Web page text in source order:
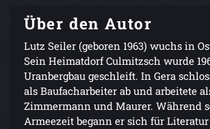
Über den Autor
Lutz Seiler (geboren 1963) wuchs in
Sein Heimatdorf Culmitzsch wurde
Uranbergbau geschleift. In Gera
als Baufacharbeiter ab und arbeitete
Zimmermann und Maurer. Während
Armeezeit begann er sich für